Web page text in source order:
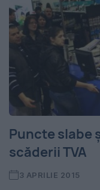
Puncte slabe
scăderii TVA
3 APRILIE 2015